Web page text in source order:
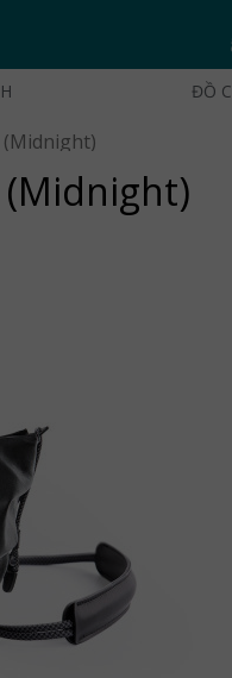
ĐỒ
(Midnight)
(Midnight)